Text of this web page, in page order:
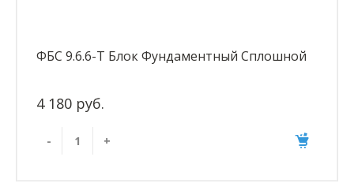
ФБС 9.6.6-Т Блок Фундаментный Сплошной
4 180 руб.
- +